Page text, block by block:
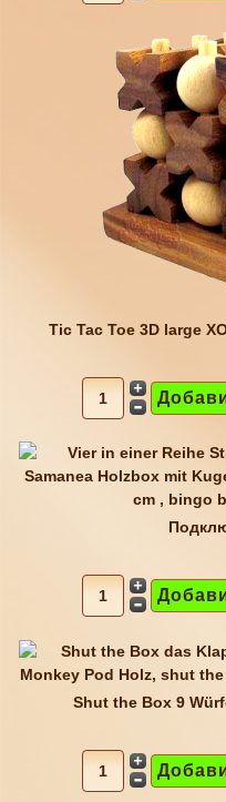
Tic Tac Toe 3D large
Shut the Box 9